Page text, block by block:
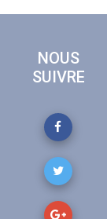
NOUS
SUIVRE